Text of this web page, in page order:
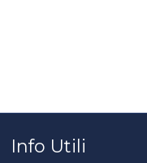
Info Utili